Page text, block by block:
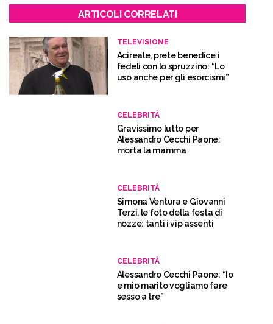
ARTICOLI CORRELATI
TELEVISIONE
Acireale, prete benedice i
fedeli con lo spruzzino: “Lo
uso anche per gli esorcismi”
CELEBRITÀ
Gravissimo lutto per
Alessandro Cecchi Paone:
morta la mamma
CELEBRITÀ
Simona Ventura e Giovanni
Terzi, le foto della festa di
nozze: tanti i vip assenti
CELEBRITÀ
Alessandro Cecchi Paone: “Io
e mio marito vogliamo fare
sesso a tre”